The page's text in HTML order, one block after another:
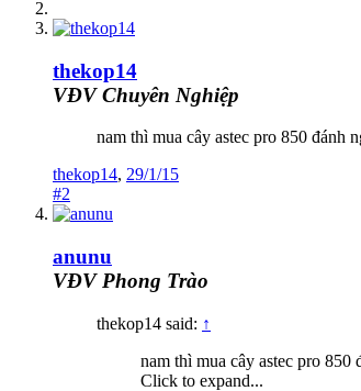
thekop14
VĐV Chuyên Nghiệp
nam thì mua cây astec pro 850 đánh
thekop14, 29/1/15
#2
anunu
VĐV Phong Trào
thekop14 said: ↑
nam thì mua cây astec pro
Click to expand...